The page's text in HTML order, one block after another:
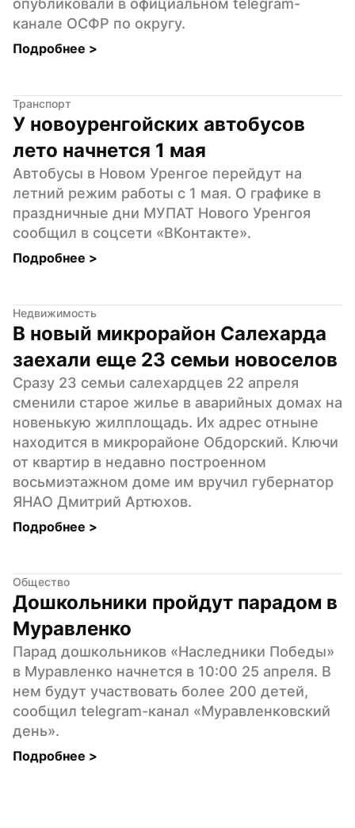
опубликовали в официальном telegram-
канале ОСФР по округу.
Подробнее >
Транспорт
У новоуренгойских автобусов
лето начнется 1 мая
Автобусы в Новом Уренгое перейдут на
летний режим работы с 1 мая. О графике в
праздничные дни МУПАТ Нового Уренгоя
сообщил в соцсети «ВКонтакте».
Подробнее >
Недвижимость
В новый микрорайон Салехарда
заехали еще 23 семьи новоселов
Сразу 23 семьи салехардцев 22 апреля
сменили старое жилье в аварийных домах на
новенькую жилплощадь. Их адрес отныне
находится в микрорайоне Обдорский. Ключи
от квартир в недавно построенном
восьмиэтажном доме им вручил губернатор
ЯНАО Дмитрий Артюхов.
Подробнее >
Общество
Дошкольники пройдут парадом в
Муравленко
Парад дошкольников «Наследники Победы»
в Муравленко начнется в 10:00 25 апреля. В
нем будут участвовать более 200 детей,
сообщил telegram-канал «Муравленковский
день».
Подробнее >